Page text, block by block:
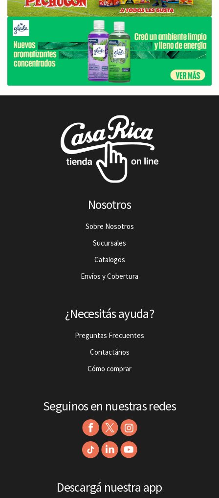
Nosotros
Sobre Nosotros
Sucursales
Catalogos
Envíos y Cobertura
¿Necesitás ayuda?
Preguntas Frecuentes
Contactános
Cómo comprar
Seguinos en nuestras redes
Descargá nuestra app